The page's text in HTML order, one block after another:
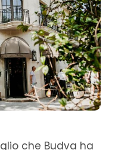
che Budva ha